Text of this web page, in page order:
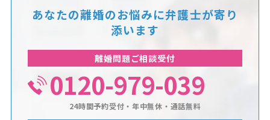
あなたの離婚のお悩みに弁護士が寄り
添います
離婚問題ご相談受付
0120-979-039
24時間予約受付・年中無休・通話無料